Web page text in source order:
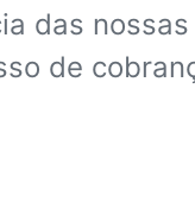
das
de